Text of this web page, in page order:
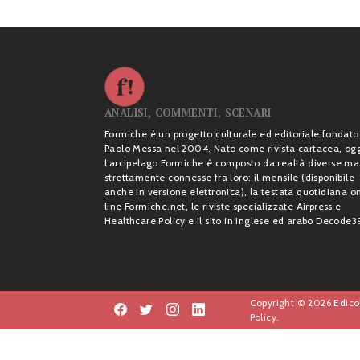
ANALISI, COMMENTI, SCENARI
Formiche è un progetto culturale ed editoriale fondato
Paolo Messa nel 2004. Nato come rivista cartacea,
l’arcipelago Formiche è composto da realtà diverse ma
strettamente connesse fra loro: il mensile (disponibile
anche in versione elettronica), la testata quotidiana
line Formiche.net, le riviste specializzate Airpress e
Healthcare Policy e il sito in inglese ed arabo
Copyright © 2026
Policy.